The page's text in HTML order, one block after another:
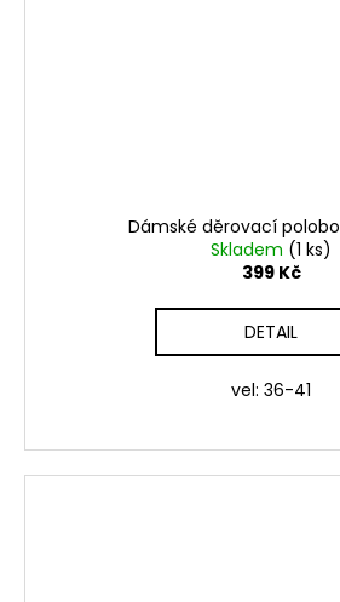
Dámské děrovací
Skladem (1 ks)
399 Kč
DETAIL
vel: 36-41